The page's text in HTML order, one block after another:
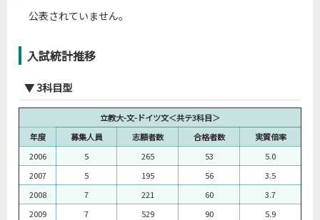
2014
1,034 979
2017
64 1,055 167
6.0
2018
64 1,000
5.1
2019
62
4.6
2020
62 3.2
公表されていません。
入試統計推移
▼ 3科目型
立教大-文-ドイツ文＜共テ3科目＞
年度
募集人員 志願者数 合格者数
実質倍率
2006
5 265 53
5.0
2007
5 195 56
3.5
2008
7 221 60
3.7
2009
7 529 90
5.9